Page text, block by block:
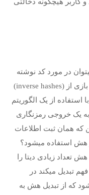
در مورد کد نوشته
شده در بازی انفجار توضیح داد که در این بازی از (inverse hashes)
از یک الگوریتم
یک خروجی رمزنگاری
که همان ثبت اطلاعات
هش استفاده میشود؟
تعداد زیادی دیتا را
تبدیل میکند در
که از تبدیل هش به